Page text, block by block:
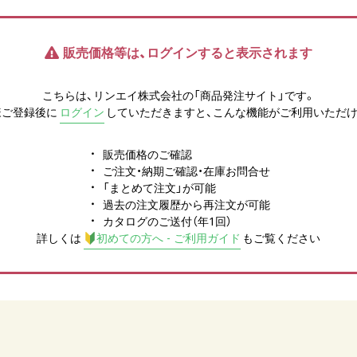
販売価格等は、ログインすると表示されます
こちらは、リンエイ株式会社の「商品発注サイト」です。
登録後に ログイン していただきますと、こんな機能がご利用いただ
販売価格のご確認
ご注文・納期ご確認・在庫お問合せ
「まとめて注文」が可能
過去の注文履歴から再注文が可能
カタログのご送付（年1回）
詳しくは
初めての方へ - ご利用ガイド もご覧ください